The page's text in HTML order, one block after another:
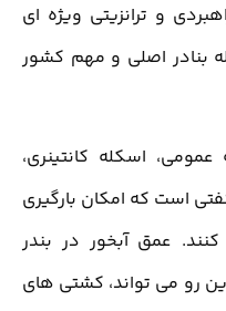
و ترانزیتی ویژه ای
بنادر اصلی و مهم کشور
پست اسکله عمومی، اسکله کانتینری،
است که امکان بارگیری
عمق آبخور در بندر
متر است، از این رو می تواند، کشتی های